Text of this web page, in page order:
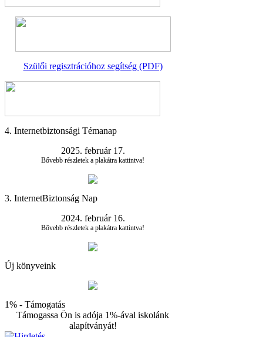
Szülői regisztrációhoz segítség (PDF)
4. Internetbiztonsági Témanap
2025. február 17.
Bővebb részletek a plakátra kattintva!
3. InternetBiztonság Nap
2024. február 16.
Bővebb részletek a plakátra kattintva!
Új könyveink
1% - Támogatás
Támogassa Ön is adója 1%-ával iskolánk
alapítványát!